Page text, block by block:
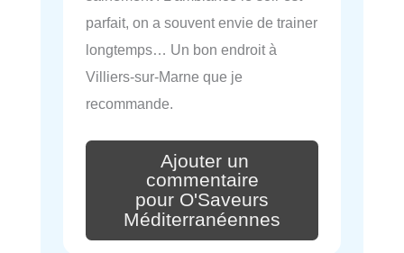
parfait, on a souvent envie de trainer
longtemps… Un bon endroit à
Villiers-sur-Marne que je
recommande.
Ajouter un
commentaire
pour O'Saveurs
Méditerranéennes